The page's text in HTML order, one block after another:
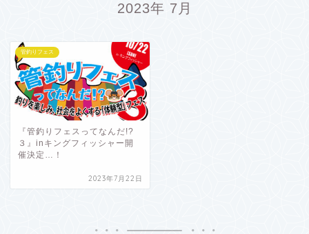
2023年 7月
管釣りフェス
『管釣りフェスってなんだ!?
３』inキングフィッシャー開
催決定…！
2023年7月22日